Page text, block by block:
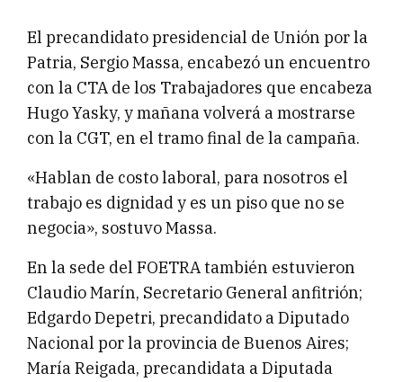
El precandidato presidencial de Unión por la
Patria, Sergio Massa, encabezó un encuentro
con la CTA de los Trabajadores que encabeza
Hugo Yasky, y mañana volverá a mostrarse
con la CGT, en el tramo final de la campaña.
«Hablan de costo laboral, para nosotros el
trabajo es dignidad y es un piso que no se
negocia», sostuvo Massa.
En la sede del FOETRA también estuvieron
Claudio Marín, Secretario General anfitrión;
Edgardo Depetri, precandidato a Diputado
Nacional por la provincia de Buenos Aires;
María Reigada, precandidata a Diputada